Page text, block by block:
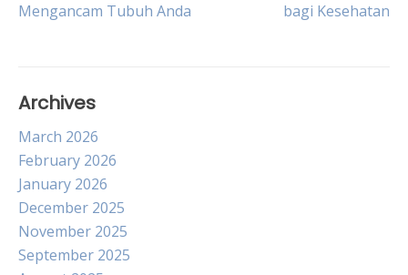
navigation
Mengancam Tubuh Anda
bagi Kesehatan
Archives
March 2026
February 2026
January 2026
December 2025
November 2025
September 2025